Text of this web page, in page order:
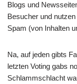
Blogs und
Besucher und
Spam (von Inhalten
Na, auf jeden gibts
letzten Voting gabs
Schlammschlacht